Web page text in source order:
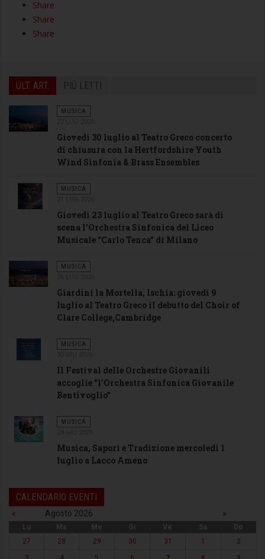
Share
Share
Share
ULT. ART. PIÙ LETTI
MUSICA
Giovedi 30 luglio al Teatro Greco concerto
di chiusura con la Hertfordshire Youth
Wind Sinfonia & Brass Ensembles
MUSICA
Giovedì 23 luglio al Teatro Greco sarà di
scena l’Orchestra Sinfonica del Liceo
Musicale “Carlo Tenca” di Milano
MUSICA
Giardini la Mortella, Ischia: giovedi 9
luglio al Teatro Greco il debutto del Choir of
Clare College,Cambridge
MUSICA
Il Festival delle Orchestre Giovanili
accoglie “l’Orchestra Sinfonica Giovanile
Bentivoglio”
MUSICA
Musica, Sapori e Tradizione mercoledì 1
luglio a Lacco Ameno
CALENDARIO EVENTI
« Agosto 2026 »
Lu Ma Me Gi Ve Sa
Do
27
28 29 30 31 1
2